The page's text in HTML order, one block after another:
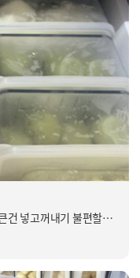
건 넣고꺼내기 불편할거